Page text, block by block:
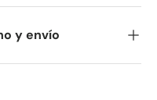
y envío